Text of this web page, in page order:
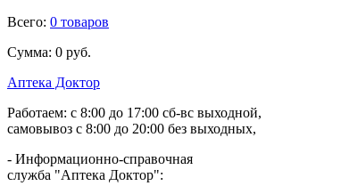
Всего: 0 товаров
Сумма: 0 руб.
Аптека Доктор
Работаем: с 8:00 до 17:00 сб-вс выходной,
самовывоз с 8:00 до 20:00 без выходных,
- Информационно-справочная
служба "Аптека Доктор":